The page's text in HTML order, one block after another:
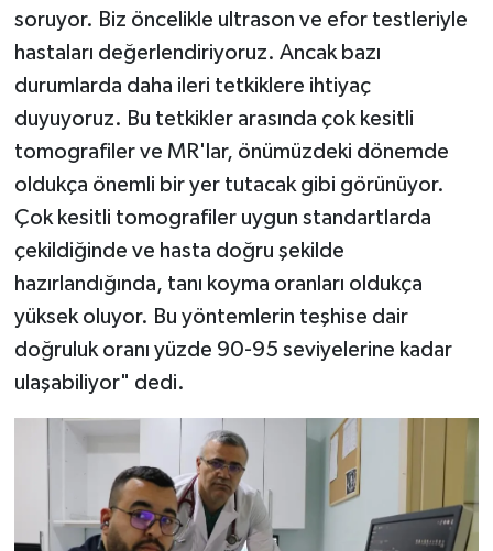
soruyor. Biz öncelikle ultrason ve efor testleriyle
hastaları değerlendiriyoruz. Ancak bazı
durumlarda daha ileri tetkiklere ihtiyaç
duyuyoruz. Bu tetkikler arasında çok kesitli
tomografiler ve MR'lar, önümüzdeki dönemde
oldukça önemli bir yer tutacak gibi görünüyor.
Çok kesitli tomografiler uygun standartlarda
çekildiğinde ve hasta doğru şekilde
hazırlandığında, tanı koyma oranları oldukça
yüksek oluyor. Bu yöntemlerin teşhise dair
doğruluk oranı yüzde 90-95 seviyelerine kadar
ulaşabiliyor" dedi.